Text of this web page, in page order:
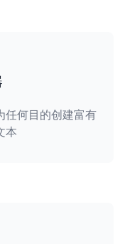
任何目的创建富有
本